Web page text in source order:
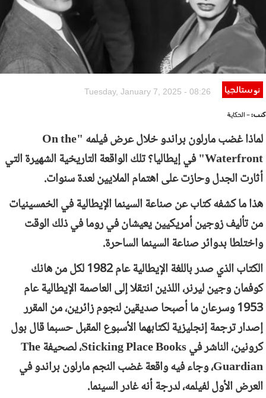
نوستالجيا Tuesday, January 7, 2025 - 08:26
كتب:- الحكاية
لماذا غضب مارلون براندو خلال عرض فيلمه "On the
Waterfront" في إيطاليا؟ تلك الواقعة التاريخية الشهيرة التي
أثارت الجدل وحازت على اهتمام الملايين لعدة سنوات.
هذا ما كشفه كتاب عن صناعة السينما الإيطالية في الخمسينيات
من تأليف زوجين أمريكيين يعيشان في روما في ذلك الوقت
واختلطا بدوائر صناعة السينما الساحرة.
الكتاب الذي صدر باللغة الإيطالية عام 1982 لكل من هانك
كوفمان وجين ليرنر، اللذين انتقلا إلى العاصمة الإيطالية عام
1953 وسرعان ما أصبحا صديقين لنجوم زائرين، من المقرر
إصدار ترجمة إنجليزية لكتابهما الأسبوع المقبل حسبما قال بول
كرونين، الناشر فيSticking Place Books، لصحيفةThe
Guardian، وجاء فيه واقعة غضب النجم مارلون براندو في
العرض الأول لفيلمه، لدرجة أنه غادر السينما.